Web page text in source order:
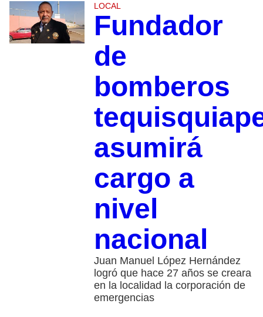
LOCAL
Fundador
de
bomberos
asumirá
cargo a
nivel
nacional
Juan Manuel López Hernández
logró que hace 27 años se creara
en la localidad la corporación de
emergencias